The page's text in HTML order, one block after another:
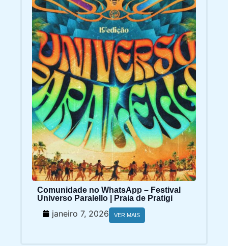
Comunidade no WhatsApp – Festival
Universo Paralello | Praia de Pratigi
janeiro 7, 2026 VER MAIS